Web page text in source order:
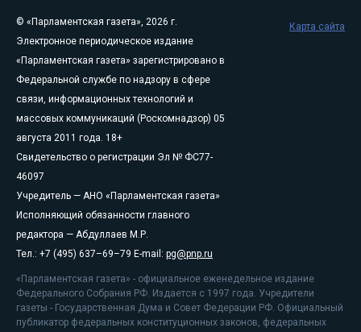
© «Парламентская газета», 2026 г.
Электронное периодическое издание
«Парламентская газета» зарегистрировано в
Федеральной службе по надзору в сфере
связи, информационных технологий и
массовых коммуникаций (Роскомнадзор) 05
августа 2011 года. 18+
Свидетельство о регистрации Эл № ФС77-
46097
Учредитель — АНО «Парламентская газета»
Исполняющий обязанности главного
редактора — Абдуллаев М.Р.
Тел.: +7 (495) 637–69–79 E-mail: pg@pnp.ru
«Парламентская газета» - официальное еженедельное издание
Федерального Собрания РФ. Издается с 1997 года. Учредители
газеты - Государственная Дума и Совет Федерации РФ. Официальный
публикатор федеральных конституционных законов, федеральных
Карта сайта